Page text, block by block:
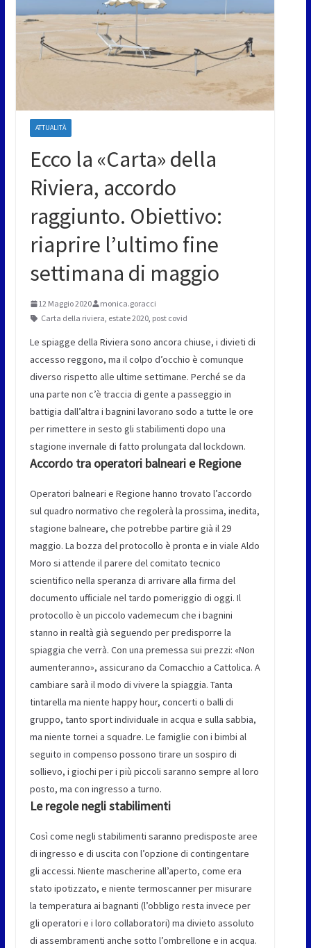
ATTUALITÀ
Ecco la «Carta» della
Riviera, accordo
raggiunto. Obiettivo:
riaprire l’ultimo fine
settimana di maggio
12 Maggio 2020
monica.goracci
Carta della riviera, estate 2020, post covid
Le spiagge della Riviera sono ancora chiuse, i divieti di
accesso reggono, ma il colpo d’occhio è comunque
diverso rispetto alle ultime settimane. Perché se da
una parte non c’è traccia di gente a passeggio in
battigia dall’altra i bagnini lavorano sodo a tutte le ore
per rimettere in sesto gli stabilimenti dopo una
stagione invernale di fatto prolungata dal lockdown.
Accordo tra operatori balneari e Regione
Operatori balneari e Regione hanno trovato l’accordo
sul quadro normativo che regolerà la prossima, inedita,
stagione balneare, che potrebbe partire già il 29
maggio. La bozza del protocollo è pronta e in viale Aldo
Moro si attende il parere del comitato tecnico
scientifico nella speranza di arrivare alla firma del
documento ufficiale nel tardo pomeriggio di oggi. Il
protocollo è un piccolo vademecum che i bagnini
stanno in realtà già seguendo per predisporre la
spiaggia che verrà. Con una premessa sui prezzi: «Non
aumenteranno», assicurano da Comacchio a Cattolica. A
cambiare sarà il modo di vivere la spiaggia. Tanta
tintarella ma niente happy hour, concerti o balli di
gruppo, tanto sport individuale in acqua e sulla sabbia,
ma niente tornei a squadre. Le famiglie con i bimbi al
seguito in compenso possono tirare un sospiro di
sollievo, i giochi per i più piccoli saranno sempre al loro
posto, ma con ingresso a turno.
Le regole negli stabilimenti
Così come negli stabilimenti saranno predisposte aree
di ingresso e di uscita con l’opzione di contingentare
gli accessi. Niente mascherine all’aperto, come era
stato ipotizzato, e niente termoscanner per misurare
la temperatura ai bagnanti (l’obbligo resta invece per
gli operatori e i loro collaboratori) ma divieto assoluto
di assembramenti anche sotto l’ombrellone e in acqua.